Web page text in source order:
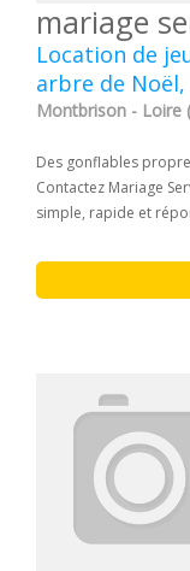
mariage
Location de
arbre de
Montbrison - Loire
Des gonflables
Contactez Mariage
simple, rapide et